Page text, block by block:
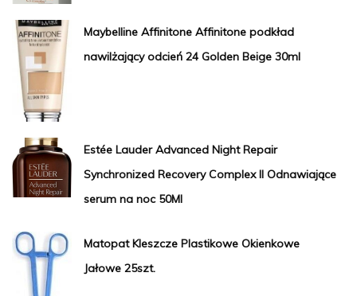
Maybelline Affinitone Affinitone podkład
nawilżający odcień 24 Golden Beige 30ml
Estée Lauder Advanced Night Repair
Synchronized Recovery Complex II Odnawiające
serum na noc 50Ml
Matopat Kleszcze Plastikowe Okienkowe
Jałowe 25szt.